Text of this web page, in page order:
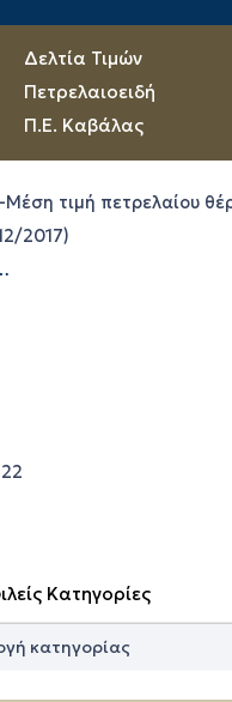
Δελτία Τιμών
Πετρελαιοειδή
Π.Ε. Καβάλας
τιμή πετρελαίου
2017)
Κατηγορίες